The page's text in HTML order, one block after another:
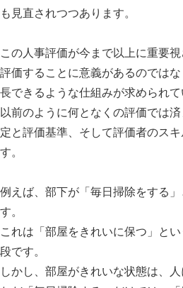
も見直されつつあります。
この人事評価が今まで以上に重要
評価することに意義があるのでは
長できるような仕組みが求められて
以前のように何となくの評価では
定と評価基準、そして評価者のス
す。
例えば、部下が「毎日掃除をする
す。
これは「部屋をきれいに保つ」と
段です。
しかし、部屋がきれいな状態は、人